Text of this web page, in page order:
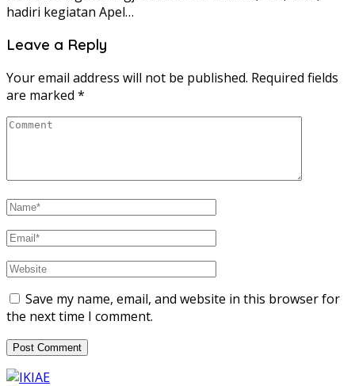
hadiri kegiatan Apel…
Leave a Reply
Your email address will not be published. Required fields
are marked *
Save my name, email, and website in this browser for
the next time I comment.